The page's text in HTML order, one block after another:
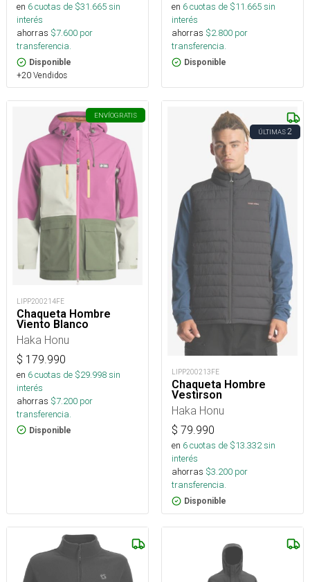
en 6cuotas de $31.665sin
interés
ahorras $7.600 por
transferencia.
Disponible
+20 Vendidos
en 6cuotas de $11.665sin
interés
ahorras $2.800 por
transferencia.
Disponible
ENVÍOGRATIS
LIPP200214FE
Chaqueta Hombre
Viento Blanco
Haka Honu
$ 179.990
en 6cuotas de $29.998sin
interés
ahorras $7.200 por
transferencia.
Disponible
ÚLTIMAS2
LIPP200213FE
Chaqueta Hombre
Vestirson
Haka Honu
$ 79.990
en 6cuotas de $13.332sin
interés
ahorras $3.200 por
transferencia.
Disponible